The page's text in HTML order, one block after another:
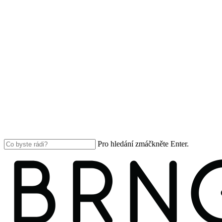
Pro hledání zmáčkněte Enter.
Search